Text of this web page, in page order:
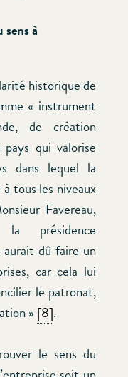
à
historique de
« instrument
de création
pays qui valorise
dans lequel la
tous les niveaux
Favereau,
présidence
aurait dû faire un
car cela lui
le patronat,
» [8].
le sens du